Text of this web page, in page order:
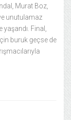
Murat Boz,
unutulamaz
Final,
buruk geçse de